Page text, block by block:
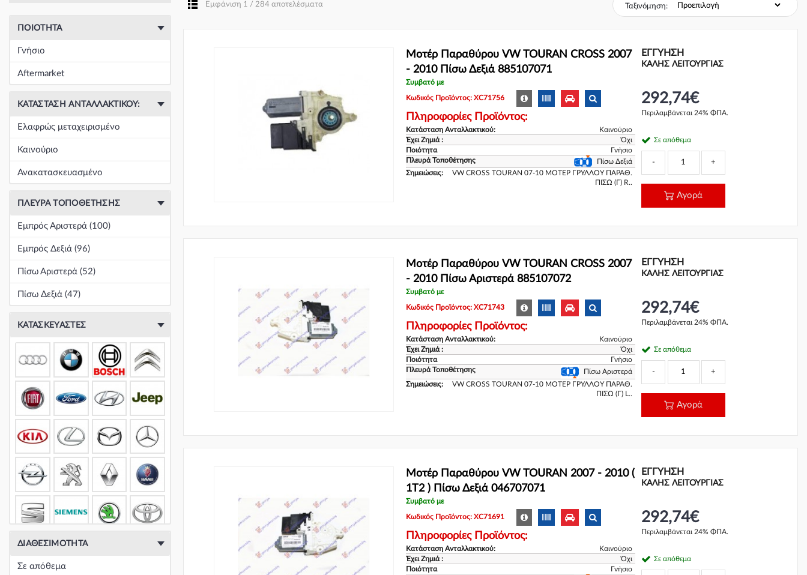
ΠΟΙΌΤΗΤΑ
Γνήσιο
Aftermarket
ΚΑΤΆΣΤΑΣΗ ΑΝΤΑΛΛΑΚΤΙΚΟΎ:
Ελαφρώς μεταχειρισμένο
Καινούριο
Ανακατασκευασμένο
ΠΛΕΥΡΆ ΤΟΠΟΘΈΤΗΣΗΣ
Εμπρός Αριστερά (100)
Εμπρός Δεξιά (96)
Πίσω Αριστερά (52)
Πίσω Δεξιά (47)
ΚΑΤΑΣΚΕΥΑΣΤΈΣ
ΔΙΑΘΕΣΙΜΌΤΗΤΑ
Σε απόθεμα
Εμφάνιση 1 / 284 αποτελέσματα Ταξινόμηση:
Μοτέρ Παραθύρου VW TOURAN CROSS 2007
- 2010 Πίσω Δεξιά 885107071
Συμβατό με
Κωδικός Προϊόντος: XC71756
Πληροφορίες Προϊόντος:
Κατάσταση Ανταλλακτικού:
Καινούριο
Έχει Ζημιά :
Όχι
Ποιότητα
Γνήσιο
Πλευρά Τοποθέτησης
Πίσω Δεξιά
Σημειώσεις:
VW CROSS TOURAN 07-10 ΜΟΤΕΡ ΓΡΥΛΛΟΥ ΠΑΡΑΘ.
ΠΙΣΩ (Γ) R..
ΕΓΓΎΗΣΗ
ΚΑΛΗΣ ΛΕΙΤΟΥΡΓΙΑΣ
292,74€
Περιλαμβάνεται 24% ΦΠΑ.
Σε απόθεμα
- +
Αγορά
Μοτέρ Παραθύρου VW TOURAN CROSS 2007
- 2010 Πίσω Αριστερά 885107072
Συμβατό με
Κωδικός Προϊόντος: XC71743
Πληροφορίες Προϊόντος:
Κατάσταση Ανταλλακτικού:
Καινούριο
Έχει Ζημιά :
Όχι
Ποιότητα
Γνήσιο
Πλευρά Τοποθέτησης
Πίσω Αριστερά
Σημειώσεις:
VW CROSS TOURAN 07-10 ΜΟΤΕΡ ΓΡΥΛΛΟΥ ΠΑΡΑΘ.
ΠΙΣΩ (Γ) L..
ΕΓΓΎΗΣΗ
ΚΑΛΗΣ ΛΕΙΤΟΥΡΓΙΑΣ
292,74€
Περιλαμβάνεται 24% ΦΠΑ.
Σε απόθεμα
- +
Αγορά
Μοτέρ Παραθύρου VW TOURAN 2007 - 2010 (
1T2 ) Πίσω Δεξιά 046707071
Συμβατό με
Κωδικός Προϊόντος: XC71691
Πληροφορίες Προϊόντος:
Κατάσταση Ανταλλακτικού:
Καινούριο
Έχει Ζημιά :
Όχι
Ποιότητα
Γνήσιο
ΕΓΓΎΗΣΗ
ΚΑΛΗΣ ΛΕΙΤΟΥΡΓΙΑΣ
292,74€
Περιλαμβάνεται 24% ΦΠΑ.
Σε απόθεμα